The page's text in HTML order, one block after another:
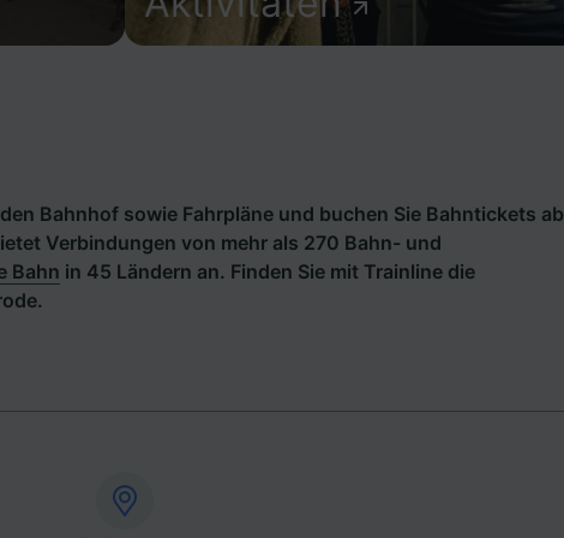
Bahnhof sowie Fahrpläne und buchen Sie Bahntickets ab
Verbindungen von mehr als 270 Bahn- und
Bahn in 45 Ländern an. Finden Sie mit Trainline die